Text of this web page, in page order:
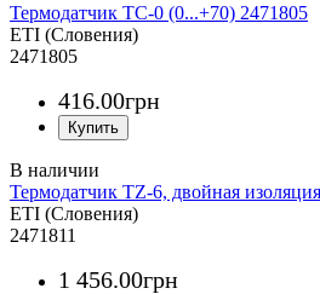
Термодатчик TC-0 (0...+70) 2471805
ETI (Словения)
2471805
416.00грн
Термодатчик TZ-6, двойная
ETI (Словения)
2471811
1 456.00грн